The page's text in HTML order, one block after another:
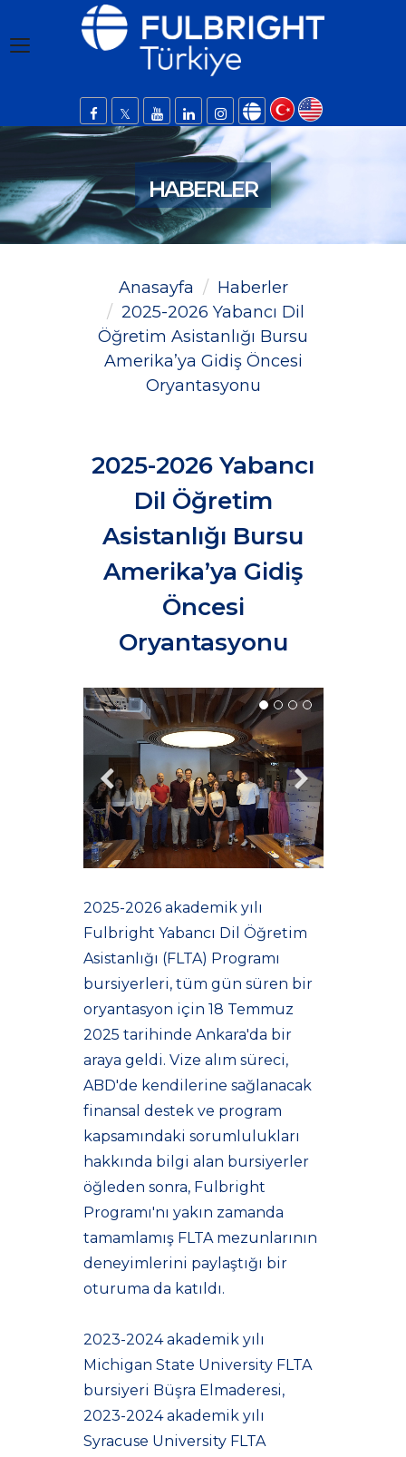
HABERLER
Anasayfa
Haberler
2025-2026 Yabancı Dil
Öğretim Asistanlığı Bursu
Amerika’ya Gidiş Öncesi
Oryantasyonu
2025-2026 Yabancı
Dil Öğretim
Asistanlığı Bursu
Amerika’ya Gidiş
Öncesi
Oryantasyonu
2025-2026 akademik yılı
Fulbright Yabancı Dil Öğretim
Asistanlığı (FLTA) Programı
bursiyerleri, tüm gün süren bir
oryantasyon için 18 Temmuz
2025 tarihinde Ankara'da bir
araya geldi. Vize alım süreci,
ABD'de kendilerine sağlanacak
finansal destek ve program
kapsamındaki sorumlulukları
hakkında bilgi alan bursiyerler
öğleden sonra, Fulbright
Programı'nı yakın zamanda
tamamlamış FLTA mezunlarının
deneyimlerini paylaştığı bir
oturuma da katıldı.
2023-2024 akademik yılı
Michigan State University FLTA
bursiyeri Büşra Elmaderesi,
2023-2024 akademik yılı
Syracuse University FLTA